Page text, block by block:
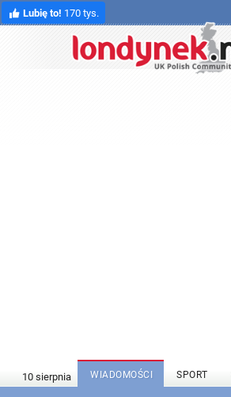
Lubię to! 170 tys.
WIADOMOŚCI SPORT